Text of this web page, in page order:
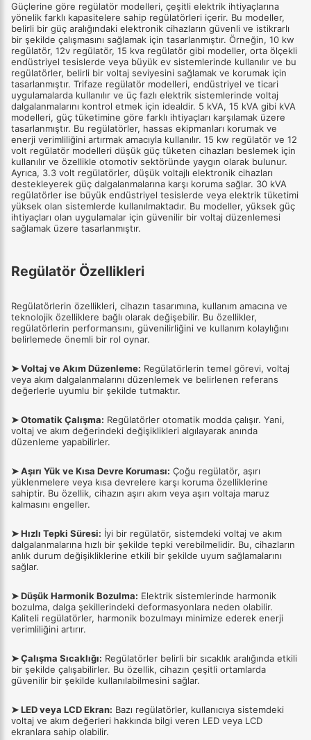
Güçlerine göre regülatör modelleri, çeşitli elektrik ihtiyaçlarına
yönelik farklı kapasitelere sahip regülatörleri içerir. Bu modeller,
belirli bir güç aralığındaki elektronik cihazların güvenli ve istikrarlı
bir şekilde çalışmasını sağlamak için tasarlanmıştır. Örneğin, 10 kw
regülatör, 12v regülatör, 15 kva regülatör gibi modeller, orta ölçekli
endüstriyel tesislerde veya büyük ev sistemlerinde kullanılır ve bu
regülatörler, belirli bir voltaj seviyesini sağlamak ve korumak için
tasarlanmıştır. Trifaze regülatör modelleri, endüstriyel ve ticari
uygulamalarda kullanılır ve üç fazlı elektrik sistemlerinde voltaj
dalgalanmalarını kontrol etmek için idealdir. 5 kVA, 15 kVA gibi kVA
modelleri, güç tüketimine göre farklı ihtiyaçları karşılamak üzere
tasarlanmıştır. Bu regülatörler, hassas ekipmanları korumak ve
enerji verimliliğini artırmak amacıyla kullanılır. 15 kw regülatör ve 12
volt regülatör modelleri düşük güç tüketen cihazları beslemek için
kullanılır ve özellikle otomotiv sektöründe yaygın olarak bulunur.
Ayrıca, 3.3 volt regülatörler, düşük voltajlı elektronik cihazları
destekleyerek güç dalgalanmalarına karşı koruma sağlar. 30 kVA
regülatörler ise büyük endüstriyel tesislerde veya elektrik tüketimi
yüksek olan sistemlerde kullanılmaktadır. Bu modeller, yüksek güç
ihtiyaçları olan uygulamalar için güvenilir bir voltaj düzenlemesi
sağlamak üzere tasarlanmıştır.
Regülatör Özellikleri
Regülatörlerin özellikleri, cihazın tasarımına, kullanım amacına ve
teknolojik özelliklere bağlı olarak değişebilir. Bu özellikler,
regülatörlerin performansını, güvenilirliğini ve kullanım kolaylığını
belirlemede önemli bir rol oynar.
➤ Voltaj ve Akım Düzenleme: Regülatörlerin temel görevi, voltaj
veya akım dalgalanmalarını düzenlemek ve belirlenen referans
değerlerle uyumlu bir şekilde tutmaktır.
➤ Otomatik Çalışma: Regülatörler otomatik modda çalışır. Yani,
voltaj ve akım değerindeki değişiklikleri algılayarak anında
düzenleme yapabilirler.
➤ Aşırı Yük ve Kısa Devre Koruması: Çoğu regülatör, aşırı
yüklenmelere veya kısa devrelere karşı koruma özelliklerine
sahiptir. Bu özellik, cihazın aşırı akım veya aşırı voltaja maruz
kalmasını engeller.
➤ Hızlı Tepki Süresi: İyi bir regülatör, sistemdeki voltaj ve akım
dalgalanmalarına hızlı bir şekilde tepki verebilmelidir. Bu, cihazların
anlık durum değişikliklerine etkili bir şekilde uyum sağlamalarını
sağlar.
➤ Düşük Harmonik Bozulma: Elektrik sistemlerinde harmonik
bozulma, dalga şekillerindeki deformasyonlara neden olabilir.
Kaliteli regülatörler, harmonik bozulmayı minimize ederek enerji
verimliliğini artırır.
➤ Çalışma Sıcaklığı: Regülatörler belirli bir sıcaklık aralığında etkili
bir şekilde çalışabilirler. Bu özellik, cihazın çeşitli ortamlarda
güvenilir bir şekilde kullanılabilmesini sağlar.
➤ LED veya LCD Ekran: Bazı regülatörler, kullanıcıya sistemdeki
voltaj ve akım değerleri hakkında bilgi veren LED veya LCD
ekranlara sahip olabilir.